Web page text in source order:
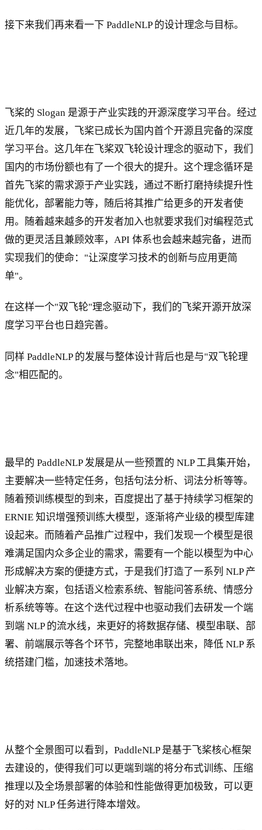
接下来我们再来看一下 PaddleNLP 的设计理念与目标。
飞桨的 Slogan 是源于产业实践的开源深度学习平台。经过
近几年的发展，飞桨已成长为国内首个开源且完备的深度
学习平台。这几年在飞桨双飞轮设计理念的驱动下，我们
国内的市场份额也有了一个很大的提升。这个理念循环是
首先飞桨的需求源于产业实践，通过不断打磨持续提升性
能优化，部署能力等，随后将其推广给更多的开发者使
用。随着越来越多的开发者加入也就要求我们对编程范式
做的更灵活且兼顾效率，API 体系也会越来越完备，进而
实现我们的使命："让深度学习技术的创新与应用更简
单"。
在这样一个"双飞轮"理念驱动下，我们的飞桨开源开放深
度学习平台也日趋完善。
同样 PaddleNLP 的发展与整体设计背后也是与"双飞轮理
念"相匹配的。
最早的 PaddleNLP 发展是从一些预置的 NLP 工具集开始，
主要解决一些特定任务，包括句法分析、词法分析等等。
随着预训练模型的到来，百度提出了基于持续学习框架的
ERNIE 知识增强预训练大模型，逐渐将产业级的模型库建
设起来。而随着产品推广过程中，我们发现一个模型是很
难满足国内众多企业的需求，需要有一个能以模型为中心
形成解决方案的便捷方式，于是我们打造了一系列 NLP 产
业解决方案，包括语义检索系统、智能问答系统、情感分
析系统等等。在这个迭代过程中也驱动我们去研发一个端
到端 NLP 的流水线，来更好的将数据存储、模型串联、部
署、前端展示等各个环节，完整地串联出来，降低 NLP 系
统搭建门槛，加速技术落地。
从整个全景图可以看到，PaddleNLP 是基于飞桨核心框架
去建设的，使得我们可以更端到端的将分布式训练、压缩
推理以及全场景部署的体验和性能做得更加极致，可以更
好的对 NLP 任务进行降本增效。